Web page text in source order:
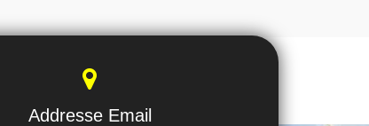
Addresse Email